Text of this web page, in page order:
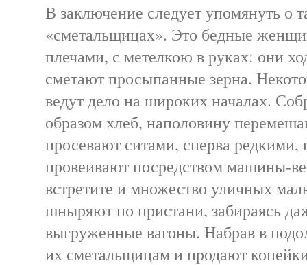
В заключение следует упомянуть о
«сметальщицах». Это бедные
плечами, с метелкою в руках: они
сметают просыпанные зерна.
ведут дело на широких началах.
образом хлеб, наполовину
просевают ситами, сперва
провеивают посредством машины-
встретите и множество уличных
шныряют по пристани, забираясь
выгруженные вагоны. Набрав в
их сметальщицам и продают